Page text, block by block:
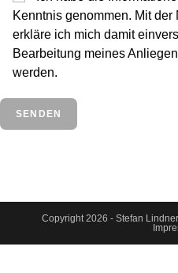
Kenntnis genommen. Mit
erkläre ich mich damit
Bearbeitung meines
werden.
Copyright 2026 - Stefan